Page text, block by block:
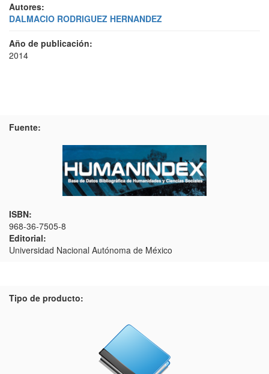
Autores:
DALMACIO RODRIGUEZ HERNANDEZ
Año de publicación:
2014
Fuente:
ISBN:
968-36-7505-8
Editorial:
Universidad Nacional Autónoma de México
Tipo de producto: